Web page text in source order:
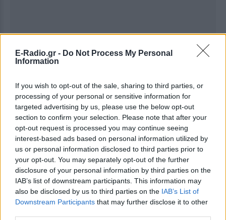
E-Radio.gr - Do Not Process My Personal
Information
If you wish to opt-out of the sale, sharing to third parties, or
processing of your personal or sensitive information for
targeted advertising by us, please use the below opt-out
section to confirm your selection. Please note that after your
opt-out request is processed you may continue seeing
interest-based ads based on personal information utilized by
us or personal information disclosed to third parties prior to
your opt-out. You may separately opt-out of the further
disclosure of your personal information by third parties on the
IAB’s list of downstream participants. This information may
also be disclosed by us to third parties on the IAB’s List of
Downstream Participants that may further disclose it to other
Ακολουθήστε το E-Radio.gr στοGoogle News
και μάθετε πρώτοιτα πιο hot νέα.
Εσύ μπήκες στο E-Daily.gr; Τα νέα της ημέρας
και ότι σου κάνει κλικ!
Ακολουθήστε το E-Radio.gr και στο Instagram